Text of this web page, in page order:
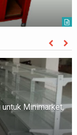
MORE
dan Tips